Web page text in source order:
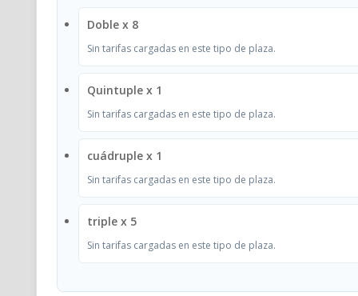
Doble x 8
Sin tarifas cargadas en este tipo de plaza.
Quintuple x 1
Sin tarifas cargadas en este tipo de plaza.
cuádruple x 1
Sin tarifas cargadas en este tipo de plaza.
triple x 5
Sin tarifas cargadas en este tipo de plaza.